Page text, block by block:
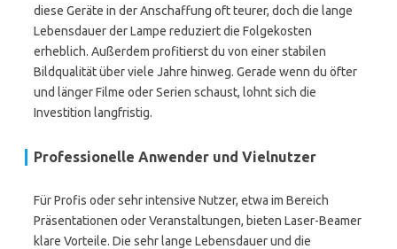
diese Geräte in der Anschaffung oft teurer, doch die lange
Lebensdauer der Lampe reduziert die Folgekosten
erheblich. Außerdem profitierst du von einer stabilen
Bildqualität über viele Jahre hinweg. Gerade wenn du öfter
und länger Filme oder Serien schaust, lohnt sich die
Investition langfristig.
Professionelle Anwender und Vielnutzer
Für Profis oder sehr intensive Nutzer, etwa im Bereich
Präsentationen oder Veranstaltungen, bieten Laser-Beamer
klare Vorteile. Die sehr lange Lebensdauer und die